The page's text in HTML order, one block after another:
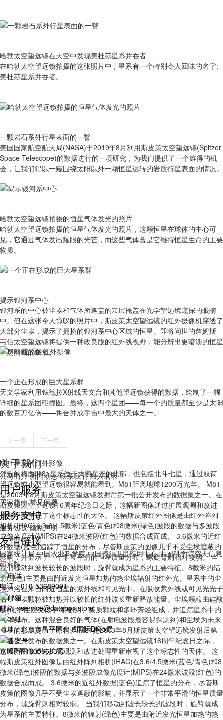
哈勃太空望远镜在天空中发现美杜莎星系并吞者
在哈勃太空望远镜拍摄的这张照片中，星系有一个特别令人回味的名字:
美杜莎星系并吞者。
一颗岩石系外行星表面的一瞥
美国国家航空航天局(NASA)于2019年8月利用斯皮策太空望远镜(Spitzer
Space Telescope)的数据进行的一项研究，为我们提供了一个难得的机
会，让我们得以一窥围绕太阳以外一颗恒星运转的岩质行星表面的情况。
哈勃太空望远镜拍摄的恒星气体发光的照片
哈勃太空望远镜拍摄的恒星气体发光的照片，这颗恒星在球体的中心可
见，它通过气体发出耀眼的光芒，而这些气体曾是它维持恒星生命的主要
物质。
揭示银河系中心
银河系的中心被尘埃和气体所遮盖的云层掩盖在光学望远镜窥探的眼睛
中。但在这张令人惊叹的照片中，斯皮策太空望远镜的红外摄像机穿透了
大部分尘埃，揭示了拥挤的银河系中心区域的恒星。即将问世的詹姆斯·
韦伯太空望远镜将提供一种改良版的红外线视野，能分辨出更暗淡的恒星
和更清晰的细节。
一个正在形成的巨大星系群
天文学家利用钱德拉X射线天文台和其他望远镜获得的数据，绘制了一幅
详细的星系团碰撞图。最终，这四个星团——每一个的质量都至少是太阳
的数百万亿倍——将合并成宇宙中最大的天体之一。
M81星系的红外影像
邻近的梅西耶81星系位于大熊星座的北部，也包括北斗七星，通过双筒
望远镜或小型望远镜很容易就能看到。M81距离地球1200万光年。 M81
是2003年8月斯皮策太空望远镜发射后第一批公开发布的数据集之一。在
斯皮策太空望远镜16周年纪念日之际，这幅新图像通过扩展观测和改进
处理重新审视了这个标志性的天体。 这幅斯皮策红外图像是由红外阵列
相机(IRAC)在3.6/4.5微米(蓝色/青色)和8微米(绿色)波段的数据与多波段
成像光度计(MIPS)在24微米波段(红色)的数据合成而成。 3.6微米的近红
外数据(蓝色)追踪了恒星的分布，尽管斯皮策的图像几乎不受尘埃遮蔽的
影响，并显示了一个非常平滑的恒星质量分布，螺旋臂则相对较弱。 当
我们移动到波长较长的波段时，旋臂就成为星系的主要特征。8微米的辐
射(绿色)主要是由附近发光恒星加热的热尘埃辐射的红外光。星系中的尘
埃沐浴在来自附近恒星的紫外线和可见光中。在吸收紫外线或可见光光子
后，尘埃颗粒被加热并以较长的红外波长重新释放能量。尘埃颗粒由硅酸
盐(化学性质类似于海滩沙)、碳质颗粒和多环芳烃组成，并追踪星系中的
气体分布。这种混合良好的气体(在射电波段最容易探测到)和尘埃为未来
恒星的形成提供了原料。 M81是2003年8月斯皮策太空望远镜发射后第
一批公开发布的数据集之一。在斯皮策太空望远镜16周年纪念日之际，
这幅新图像通过扩展观测和改进处理重新审视了这个标志性的天体。 这
幅斯皮策红外图像是由红外阵列相机(IRAC)在3.6/4.5微米(蓝色/青色)和8
微米(绿色)波段的数据与多波段成像光度计(MIPS)在24微米波段(红色)的
数据合成而成。 3.6微米的近红外数据(蓝色)追踪了恒星的分布，尽管斯
皮策的图像几乎不受尘埃遮蔽的影响，并显示了一个非常平滑的恒星质量
分布，螺旋臂则相对较弱。 当我们移动到波长较长的波段时，旋臂就成
为星系的主要特征。8微米的辐射(绿色)主要是由附近发光恒星加热的热
上一页 下一页
关于我们
公司简介 新闻动态 联系我们 加入茗禾
用户服务
买家指南 常见问题
服务支持
服务协议 隐私声明
友情链接
国家统计局中国农业科学院中国资源卫星应用中心 中国科学院空天信息
研究院
电话：010-53689091
邮箱：service@databox.store
地址：北京市昌平区金域国际B座5层
京ICP备18056683号-1